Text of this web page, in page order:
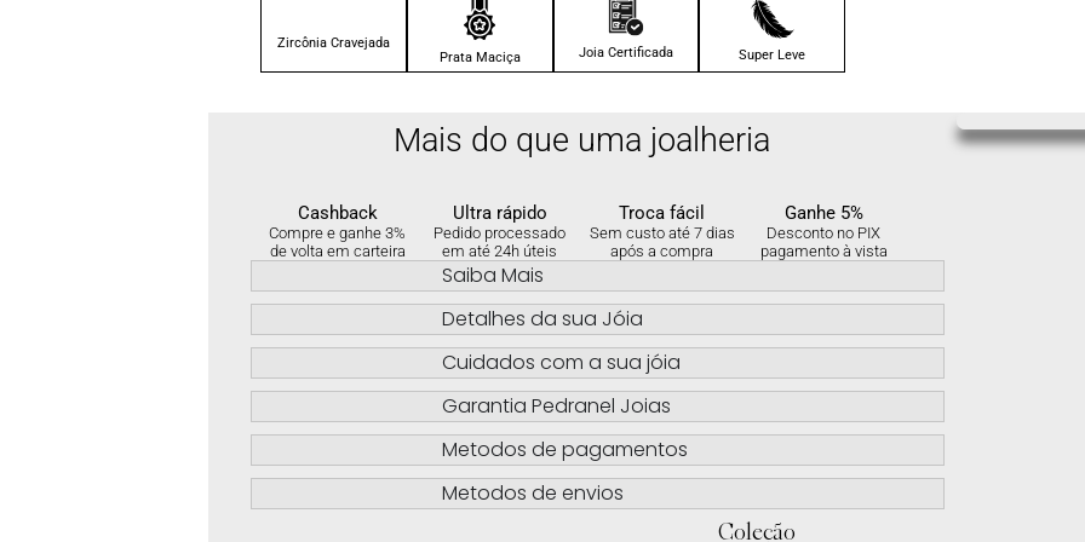
Zircônia Cravejada
Prata Maciça
Joia Certificada Super Leve
juros no cartão
Mais do que uma joalheria
Cashback
Compre e ganhe 3%
de volta em carteira
Ultra rápido
Pedido processado
em até 24h úteis
Troca fácil
Sem custo até 7 dias
após a compra
Ganhe 5%
Desconto no PIX
pagamento à vista
Saiba Mais
Detalhes da sua Jóia
Cuidados com a sua jóia
Garantia Pedranel Joias
Metodos de pagamentos
Metodos de envios
Coleção